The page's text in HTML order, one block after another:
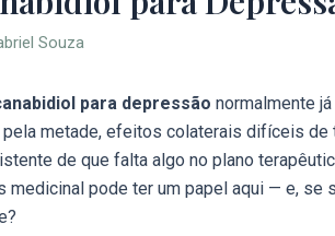
Souza
para depressão normalmente
metade, efeitos colaterais difíceis de
de que falta algo no plano
medicinal pode ter um papel aqui — e, se